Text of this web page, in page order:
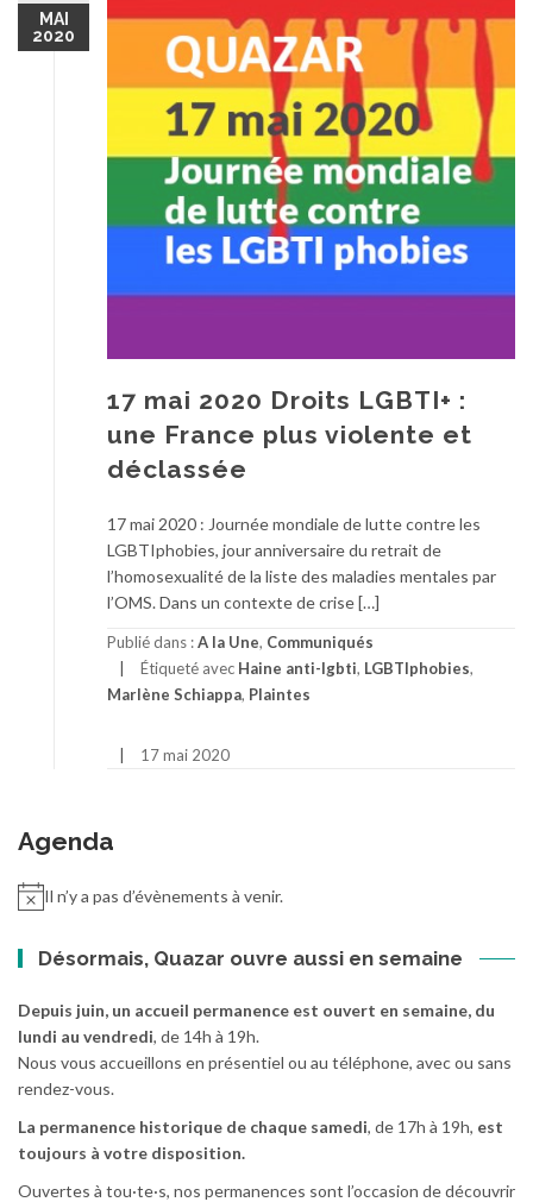
MAI
2020
17 mai 2020 Droits LGBTI+ :
une France plus violente et
déclassée
17 mai 2020 : Journée mondiale de lutte contre les
LGBTIphobies, jour anniversaire du retrait de
l’homosexualité de la liste des maladies mentales par
l’OMS. Dans un contexte de crise […]
Publié dans :A la Une, Communiqués
Étiqueté avec Haine anti-lgbti, LGBTIphobies,
Marlène Schiappa, Plaintes
17 mai 2020
Agenda
Il n’y a pas d’évènements à venir.
Désormais, Quazar ouvre aussi en semaine
Depuis juin, un accueil permanence est ouvert en semaine, du
lundi au vendredi, de 14h à 19h.
Nous vous accueillons en présentiel ou au téléphone, avec ou sans
rendez-vous.
La permanence historique de chaque samedi, de 17h à 19h, est
toujours à votre disposition.
Ouvertes à tou·te·s, nos permanences sont l’occasion de découvrir